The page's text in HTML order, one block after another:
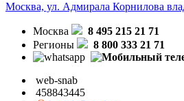
Москва, ул. Адмирала Корнилова
Москва
8 495 215 21 71
Регионы
8 800 333 21 71
web-snab
458843445